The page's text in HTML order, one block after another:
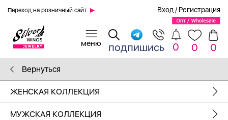
Переход на розничный сайт Вход / Регистрация
подпишись 0 0 0
Вернуться
ЖЕНСКАЯ КОЛЛЕКЦИЯ
МУЖСКАЯ КОЛЛЕКЦИЯ